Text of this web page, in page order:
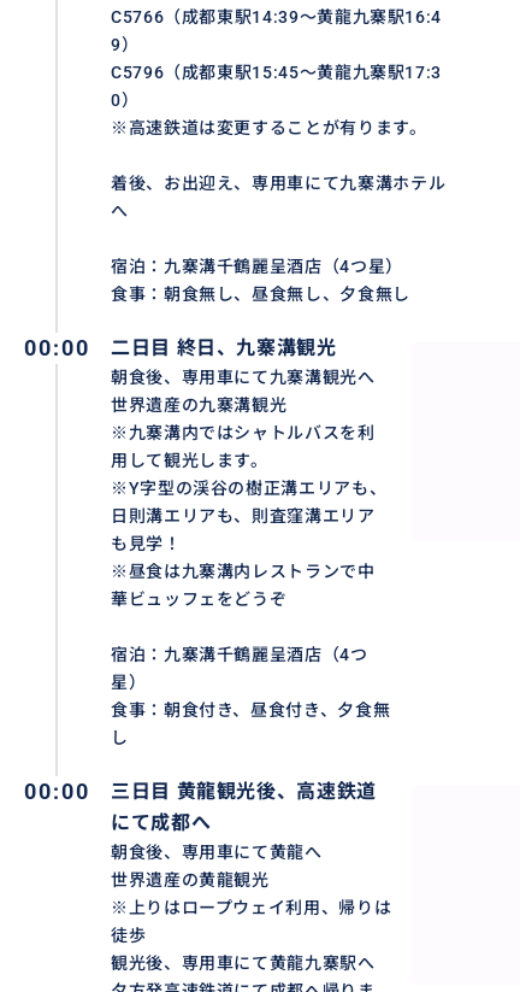
世界自然遺産 四川九寨溝
人間天堂と称賛される世界遺産「九寨溝」は人生で一度行
布，長海，五彩池，諾日朗瀑布，則査窪溝，犀牛海，芦葦
どご見学頂けます。
C5766（成都東駅14:39～黄龍九寨駅16:4
9）
C5796（成都東駅15:45～黄龍九寨駅17:3
0）
※高速鉄道は変更することが有ります。
着後、お出迎え、専用車にて九寨溝ホテル
へ
宿泊：九寨溝千鶴麗呈酒店（4つ星）
食事：朝食無し、昼食無し、夕食無し
00:00 二日目 終日、九寨溝観光
朝食後、専用車にて九寨溝観光へ
世界遺産の九寨溝観光
※九寨溝内ではシャトルバスを利
用して観光します。
※Y字型の渓谷の樹正溝エリアも、
日則溝エリアも、則査窪溝エリア
も見学！
※昼食は九寨溝内レストランで中
華ビュッフェをどうぞ
宿泊：九寨溝千鶴麗呈酒店（4つ
星）
食事：朝食付き、昼食付き、夕食無
し
00:00
三日目 黄龍観光後、高速鉄道
にて成都へ
朝食後、専用車にて黄龍へ
世界遺産の黄龍観光
※上りはロープウェイ利用、帰りは
徒歩
観光後、専用車にて黄龍九寨駅へ